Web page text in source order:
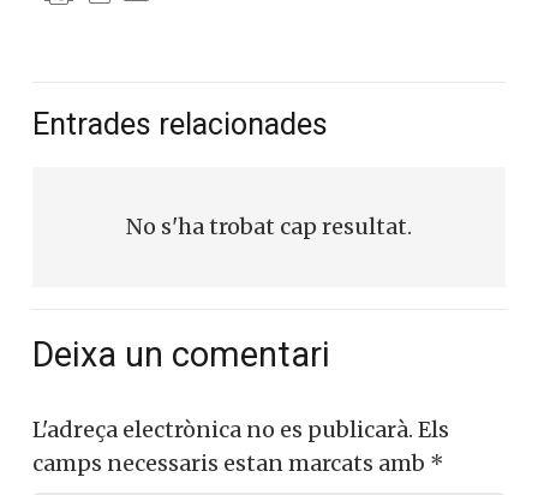
Entrades relacionades
No s'ha trobat cap resultat.
Deixa un comentari
L'adreça electrònica no es publicarà. Els
camps necessaris estan marcats amb *